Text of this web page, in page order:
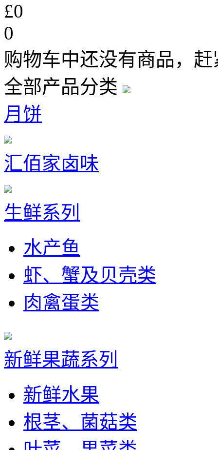
£0
0
购物车中还没有商品，
全部产品分类
月饼
汇佰家卤味
生鲜系列
水产鱼
虾、蟹及贝壳类
肉禽蛋类
新鲜果蔬系列
新鲜水果
根茎、菌菇类